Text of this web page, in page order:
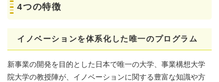
4つの特徴
イノベーションを体系化した 唯一のプログラム
新事業の開発を目的とした日本で唯一の大学、事業構想大学
院大学の教授陣が、イノベーションに関する豊富な知識や方